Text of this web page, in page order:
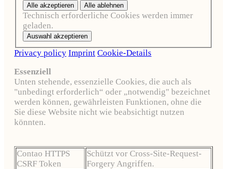
Technisch erforderliche Cookies werden immer
geladen.
Privacy policy Imprint Cookie-Details
Essenziell
Unten stehende, essenzielle Cookies, die auch als
"unbedingt erforderlich“ oder „notwendig" bezeichnet
werden können, gewährleisten Funktionen, ohne die
Sie diese Website nicht wie beabsichtigt nutzen
könnten.
Contao HTTPS
CSRF Token
Schützt vor Cross-Site-Request-
Forgery Angriffen.